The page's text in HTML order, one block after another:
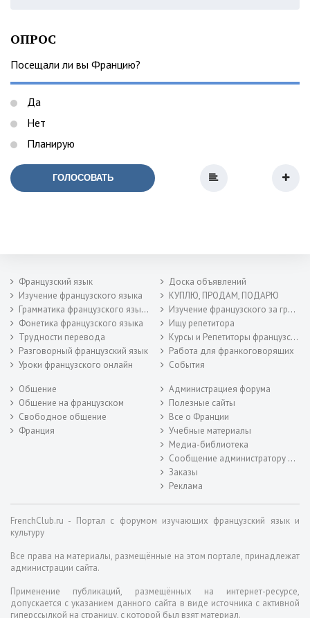
ОПРОС
Посещали ли вы Францию?
Да
Нет
Планирую
ГОЛОСОВАТЬ
Французский язык
Изучение французского языка
Грамматика французского языка
Фонетика французского языка
Трудности перевода
Разговорный французский язык
Уроки французского онлайн
Доска объявлений
КУПЛЮ, ПРОДАМ, ПОДАРЮ
Изучение французского за границей
Ищу репетитора
Курсы и Репетиторы французского
Работа для франкоговорящих
События
Общение
Общение на французском
Свободное общение
Франция
Администрациея форума
Полезные сайты
Все о Франции
Учебные материалы
Медиа-библиотека
Сообщение администратору форума
Заказы
Реклама
FrenchClub.ru - Портал с форумом изучающих французский язык и
культуру
Все права на материалы, размещённые на этом портале, принадлежат
администрации сайта.
Применение публикаций, размещённых на интернет-ресурсе,
допускается с указанием данного сайта в виде источника с активной
гиперссылкой на страницу, с которой был взят материал.